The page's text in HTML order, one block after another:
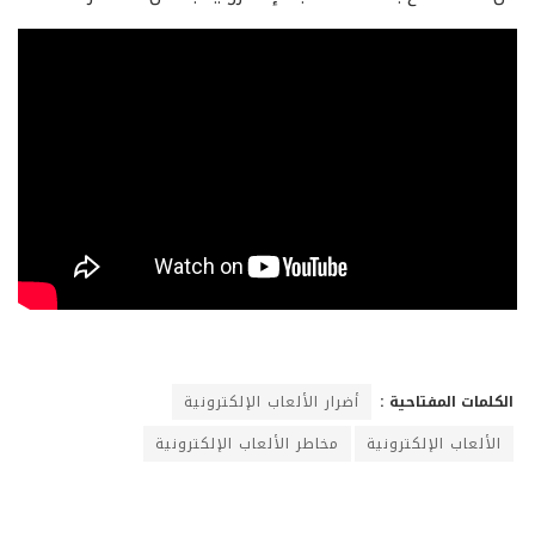
الكلمات المفتاحية :
أضرار الألعاب الإلكترونية
الألعاب الإلكترونية
مخاطر الألعاب الإلكترونية